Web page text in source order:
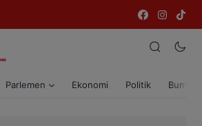
Parlemen Ekonomi Politik Bumi